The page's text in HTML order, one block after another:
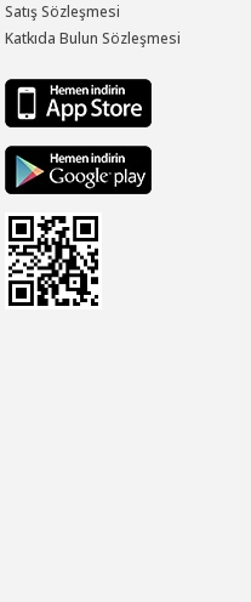
Satış Sözleşmesi
Katkıda Bulun Sözleşmesi